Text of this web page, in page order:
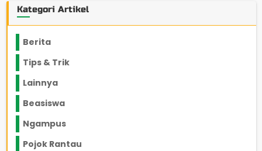
Kategori Artikel
Berita
Tips & Trik
Lainnya
Beasiswa
Ngampus
Pojok Rantau